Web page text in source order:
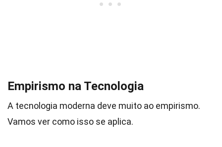
Empirismo na Tecnologia
A tecnologia moderna deve muito ao empirismo.
Vamos ver como isso se aplica.